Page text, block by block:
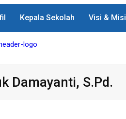
Kepala Sekolah Visi & Misi
Damayanti, S.Pd.